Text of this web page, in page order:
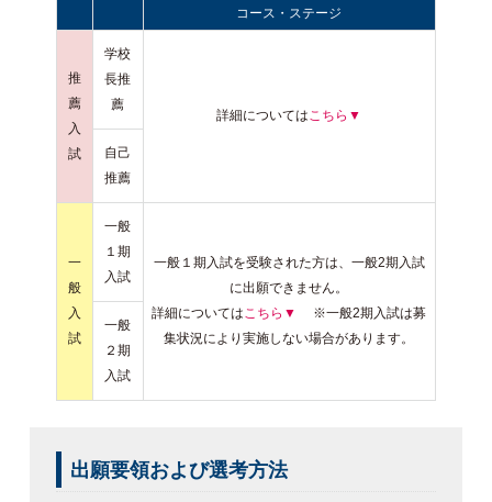
コース・ステージ
推
薦
入
試
学校
長推
薦
詳細についてはこちら▼
自己
推薦
一
般
入
試
一般
１期
入試
一般１期入試を受験された方は、一般2期入試
に出願できません。
詳細についてはこちら▼
※一般2期入試は募
集状況により実施しない場合があります。
一般
２期
入試
出願要領および選考方法